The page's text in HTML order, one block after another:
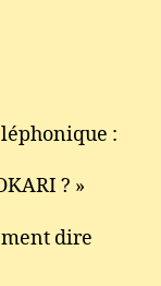
?
:
? »
dire